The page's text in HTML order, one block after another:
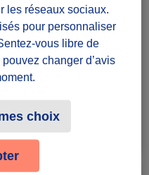
les réseaux sociaux.
pour personnaliser
vous libre de
changer d’avis
choix